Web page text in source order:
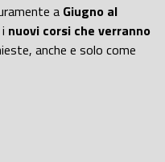
a Giugno al
nuovi corsi che verranno
anche e solo come